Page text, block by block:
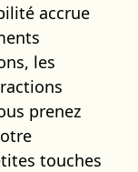
accrue
les
prenez
touches